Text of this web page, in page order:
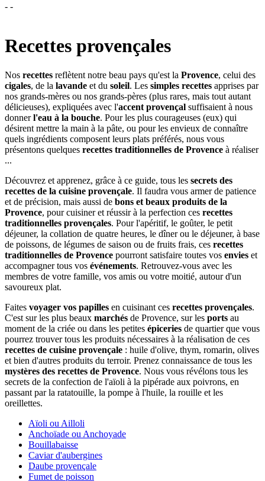
- -
Recettes provençales
Nos recettes reflètent notre beau pays qu'est la Provence, celui des
cigales, de la lavande et du soleil. Les simples recettes apprises par
nos grands-mères ou nos grands-pères (plus rares, mais tout autant
délicieuses), expliquées avec l'accent provençal suffisaient à nous
donnerl'eau à la bouche. Pour les plus courageuses (eux) qui
désirent mettre la main à la pâte, ou pour les envieux de connaître
quels ingrédients composent leurs plats préférés, nous vous
présentons quelques recettes traditionnelles de Provence à réaliser
...
Découvrez et apprenez, grâce à ce guide, tous les secrets des
recettes de la cuisine provençale. Il faudra vous armer de patience
et de précision, mais aussi de bons et beaux produits de la
Provence, pour cuisiner et réussir à la perfection ces recettes
traditionnelles provençales. Pour l'apéritif, le goûter, le petit
déjeuner, la collation de quatre heures, le dîner ou le déjeuner, à base
de poissons, de légumes de saison ou de fruits frais, ces recettes
traditionnelles de Provence pourront satisfaire toutes vos envies et
accompagner tous vos événements. Retrouvez-vous avec les
membres de votre famille, vos amis ou votre moitié, autour d'un
savoureux plat.
Faites voyager vos papilles en cuisinant ces recettes provençales.
C'est sur les plus beaux marchés de Provence, sur les ports au
moment de la criée ou dans les petites épiceries de quartier que vous
pourrez trouver tous les produits nécessaires à la réalisation de ces
recettes de cuisine provençale : huile d'olive, thym, romarin, olives
et bien d'autres produits du terroir. Prenez connaissance de tous les
mystères des recettes de Provence. Nous vous révélons tous les
secrets de la confection de l'aïoli à la pipérade aux poivrons, en
passant par la ratatouille, la pompe à l'huile, la rouille et les
oreillettes.
Aïoli ou Ailloli
Anchoïade ou Anchoyade
Bouillabaisse
Caviar d'aubergines
Daube provençale
Fumet de poisson